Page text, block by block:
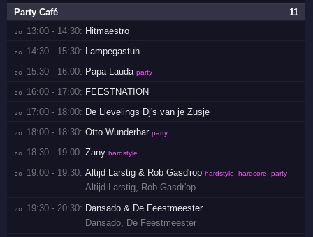
11
Party Café
zo 13:00 - 14:30: Hitmaestro
zo 14:30 - 15:30: Lampegastuh
zo 15:30 - 16:00: Papa Lauda party
zo 16:00 - 17:00: FEESTNATION
zo 17:00 - 18:00: De Lievelings Dj's van je Zusje
zo 18:00 - 18:30: Otto Wunderbar party
zo 18:30 - 19:00: Zany hardstyle
zo 19:00 - 19:30: Altijd Larstig & Rob Gasd'rop hardstyle, hardcore, party
Altijd Larstig, Rob Gasdr'op
zo 19:30 - 20:30: Dansado & De Feestmeester
Dansado, De Feestmeester